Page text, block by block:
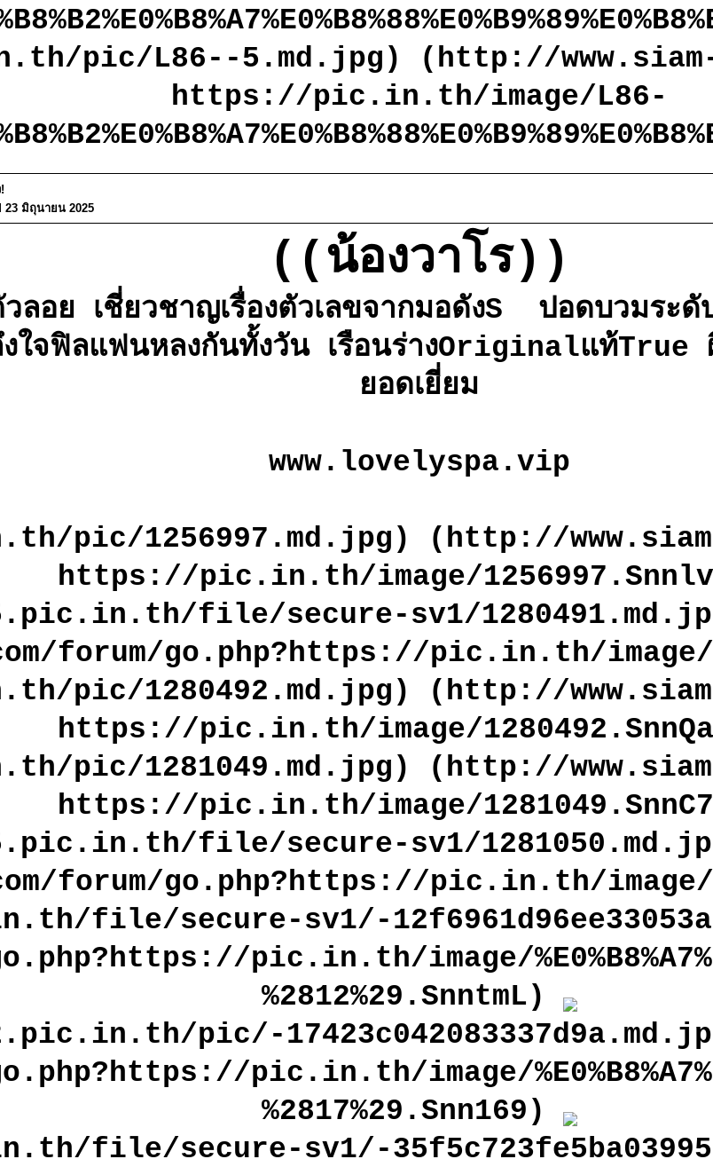
pic/L86--5.md.jpg) (http://www.siam-
https://pic.in.th/image/L86-
23 มิถุนายน 2025
((น้องวาโร))
อย เชี่ยวชาญเรื่องตัวเลขจากมอดังS ปอดบวมระ
ใจฟิลแฟนหลงกันทั้งวัน เรือนร่างOriginalแท้True
ยอดเยี่ยม
www.lovelyspa.vip
pic/1256997.md.jpg) (http://www.siam-
https://pic.in.th/image/
file/secure-sv1/
forum/go.php?https://pic.in.th/image/
pic/1280492.md.jpg) (http://www.siam-
https://pic.in.th/image/
pic/1281049.md.jpg) (http://www.siam-
https://pic.in.th/image/
file/secure-sv1/
forum/go.php?https://pic.in.th/image/
file/secure-sv1/-
pic.in.th/image/
%2812%29.SnntmL)
pic/-
pic.in.th/image/
%2817%29.Snn169)
file/secure-sv1/-